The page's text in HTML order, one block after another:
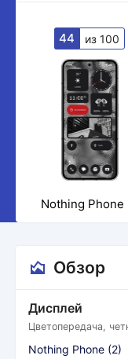
44 из 100
Nothing Phone
Обзор
Дисплей
Цветопередача,
Nothing Phone (2)